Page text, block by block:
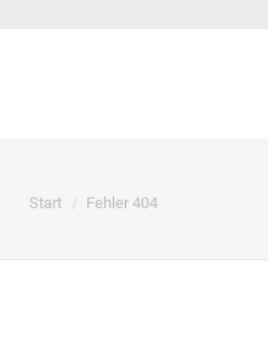
Start Fehler 404